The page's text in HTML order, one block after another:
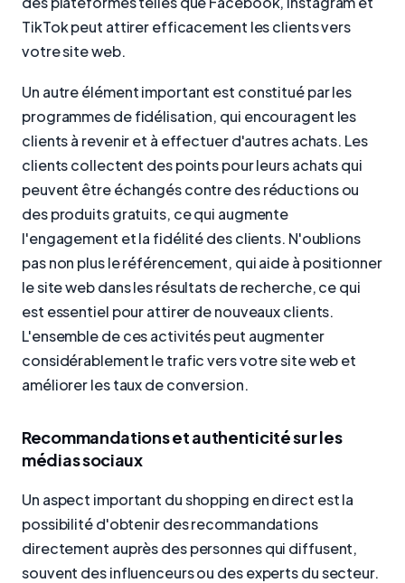
TikTok peut attirer efficacement les clients vers
votre site web.
Un autre élément important est constitué par les
programmes de fidélisation, qui encouragent les
clients à revenir et à effectuer d'autres achats. Les
clients collectent des points pour leurs achats qui
peuvent être échangés contre des réductions ou
des produits gratuits, ce qui augmente
l'engagement et la fidélité des clients. N'oublions
pas non plus le référencement, qui aide à positionner
le site web dans les résultats de recherche, ce qui
est essentiel pour attirer de nouveaux clients.
L'ensemble de ces activités peut augmenter
considérablement le trafic vers votre site web et
améliorer les taux de conversion.
Recommandations et authenticité sur les
médias sociaux
Un aspect important du shopping en direct est la
possibilité d'obtenir des recommandations
directement auprès des personnes qui diffusent,
souvent des influenceurs ou des experts du secteur.